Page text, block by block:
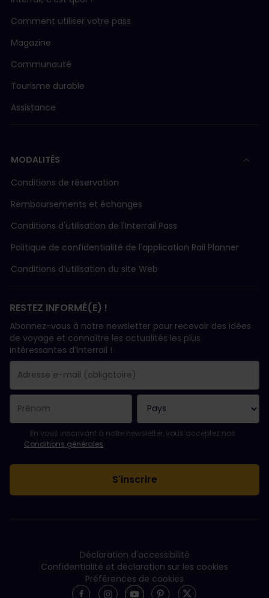
Comment utiliser votre pass
Magazine
Communauté
Tourisme durable
Assistance
MODALITÉS
Conditions de réservation
Remboursements et échanges
Conditions d'utilisation de l'Interrail Pass
Politique de confidentialité de l'application Rail Planner
Conditions d’utilisation du site Web
RESTEZ INFORMÉ(E) !
Abonnez-vous à notre newsletter pour recevoir des idées
de voyage et connaître les actualités les plus
intéressantes d’Interrail !
Le champ adresse e-mail est obligatoire.
L'adresse e-mail n'est pas valide !
L'inscription à la newsletter a échoué. Veuillez réessayer
Vous êtes déjà abonné(e) à cette newsletter.
Veuillez accepter les conditions générales pour vous inscrire à
En vous inscrivant à notre newsletter, vous acceptez nos
Conditions générales.
Déclaration d'accessibilité
Confidentialité et déclaration sur les cookies
Préférences de cookies